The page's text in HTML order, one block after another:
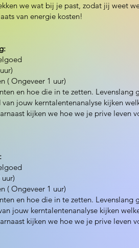
we wat bij je past, zodat jij weet
van energie kosten!
( Ongeveer 1 uur)
en hoe die in te zetten. Levenslang
jouw kerntalentenanalyse kijken
kijken we hoe we je prive leven
( Ongeveer 1 uur)
en hoe die in te zetten. Levenslang
jouw kerntalentenanalyse kijken
kijken we hoe we je prive leven